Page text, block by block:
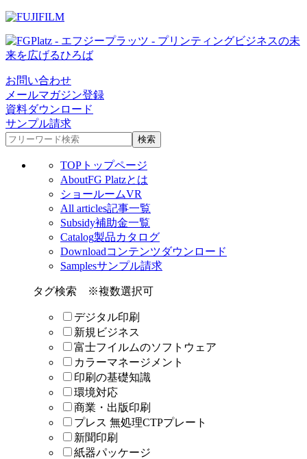
お問い合わせ
メールマガジン登録
資料ダウンロード
サンプル請求
TOP トップページ
AboutFG Platzとは
ショールームVR
All articles記事一覧
Subsidy補助金一覧
Catalog製品カタログ
Downloadコンテンツダウンロード
Samplesサンプル請求
タグ検索 ※複数選択可
デジタル印刷
新規ビジネス
富士フイルムのソフトウェア
カラーマネージメント
印刷の基礎知識
環境対応
商業・出版印刷
プレス 無処理CTPプレート
新聞印刷
紙器パッケージ